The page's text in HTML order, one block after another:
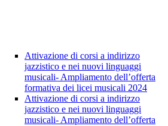
Attivazione di corsi a indirizzo
jazzistico e nei nuovi linguaggi
musicali- Ampliamento dell’offerta
formativa dei licei musicali 2024
Attivazione di corsi a indirizzo
jazzistico e nei nuovi linguaggi
musicali- Ampliamento dell’offerta